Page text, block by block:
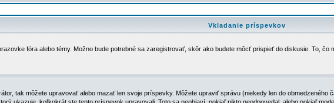
Vkladanie príspevkov
fóra alebo témy. Možno bude potrebné sa zaregistrovať, skôr ako budete môcť prispieť do diskusie. To, čo
tak môžete upravovať alebo mazať len svoje príspevky. Môžete upraviť správu (niekedy len do obmedzeného